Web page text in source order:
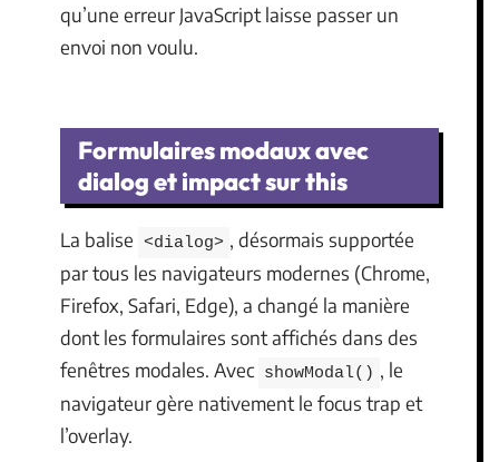
qu’une erreur JavaScript laisse passer un
envoi non voulu.
Formulaires modaux avec
dialog et impact sur this
La balise <dialog> , désormais supportée
par tous les navigateurs modernes (Chrome,
Firefox, Safari, Edge), a changé la manière
dont les formulaires sont affichés dans des
fenêtres modales. Avec showModal() , le
navigateur gère nativement le focus trap et
l’overlay.